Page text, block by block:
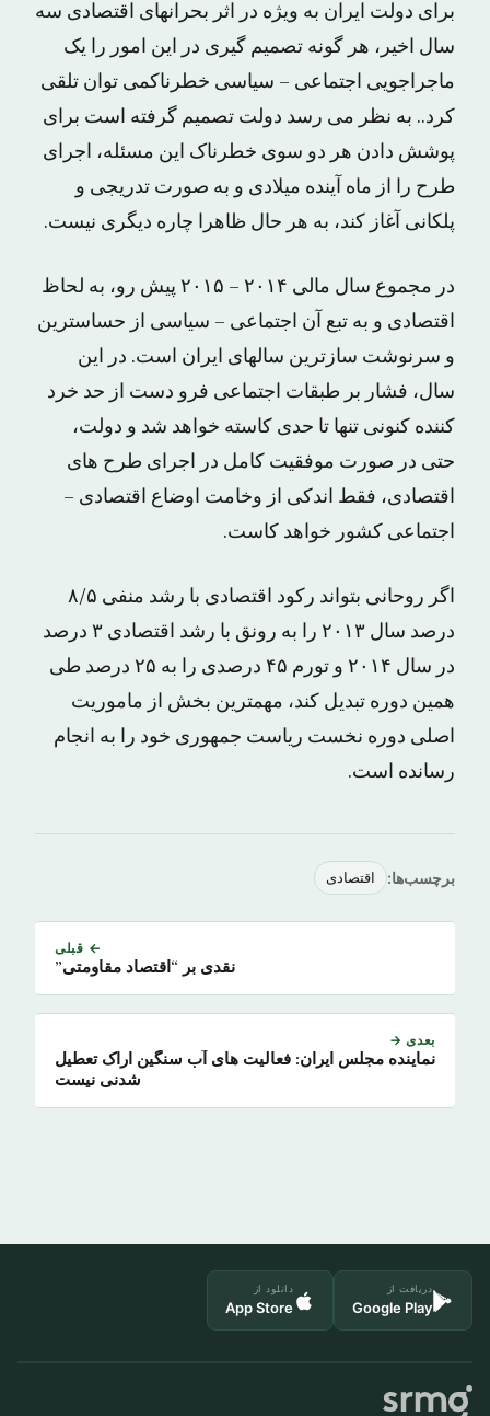
برای دولت ایران به ویژه در اثر بحرانهای اقتصادی سه
سال اخیر، هر گونه تصمیم گیری در این امور را یک
ماجراجویی اجتماعی – سیاسی خطرناکمی توان تلقی
کرد.. به نظر می رسد دولت تصمیم گرفته است برای
پوشش دادن هر دو سوی خطرناک این مسئله، اجرای
طرح را از ماه آینده میلادی و به صورت تدریجی و
پلکانی آغاز کند، به هر حال ظاهرا چاره دیگری نیست.
در مجموع سال مالی ۲۰۱۴ – ۲۰۱۵ پیش رو، به لحاظ
اقتصادی و به تبع آن اجتماعی – سیاسی از حساسترین
و سرنوشت سازترین سالهای ایران است. در این
سال، فشار بر طبقات اجتماعی فرو دست از حد خرد
کننده کنونی تنها تا حدی کاسته خواهد شد و دولت،
حتی در صورت موفقیت کامل در اجرای طرح های
اقتصادی، فقط اندکی از وخامت اوضاع اقتصادی –
اجتماعی کشور خواهد کاست.
اگر روحانی بتواند رکود اقتصادی با رشد منفی ۸/۵
درصد سال ۲۰۱۳ را به رونق با رشد اقتصادی ۳ درصد
در سال ۲۰۱۴ و تورم ۴۵ درصدی را به ۲۵ درصد طی
همین دوره تبدیل کند، مهمترین بخش از ماموریت
اصلی دوره نخست ریاست جمهوری خود را به انجام
رسانده است.
برچسب‌ها: اقتصادی
← قبلی
نقدی بر “اقتصاد مقاومتی”
بعدی →
نماینده مجلس ایران: فعالیت های آب سنگین اراک تعطیل
شدنی نیست
دریافت از
Google Play
دانلود از
App Store